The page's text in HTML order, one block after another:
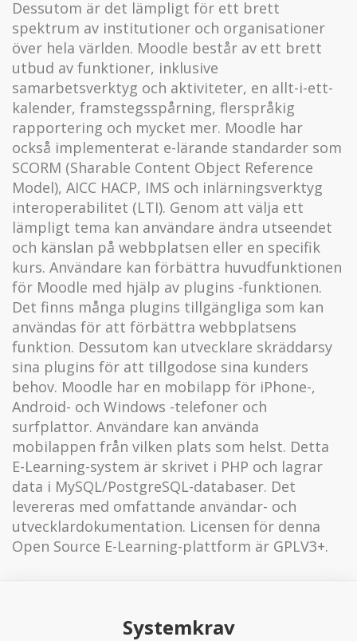
Dessutom är det lämpligt för ett brett
spektrum av institutioner och organisationer
över hela världen. Moodle består av ett brett
utbud av funktioner, inklusive
samarbetsverktyg och aktiviteter, en allt-i-ett-
kalender, framstegsspårning, flerspråkig
rapportering och mycket mer. Moodle har
också implementerat e-lärande standarder som
SCORM (Sharable Content Object Reference
Model), AICC HACP, IMS och inlärningsverktyg
interoperabilitet (LTI). Genom att välja ett
lämpligt tema kan användare ändra utseendet
och känslan på webbplatsen eller en specifik
kurs. Användare kan förbättra huvudfunktionen
för Moodle med hjälp av plugins -funktionen.
Det finns många plugins tillgängliga som kan
användas för att förbättra webbplatsens
funktion. Dessutom kan utvecklare skräddarsy
sina plugins för att tillgodose sina kunders
behov. Moodle har en mobilapp för iPhone-,
Android- och Windows -telefoner och
surfplattor. Användare kan använda
mobilappen från vilken plats som helst. Detta
E-Learning-system är skrivet i PHP och lagrar
data i MySQL/PostgreSQL-databaser. Det
levereras med omfattande användar- och
utvecklardokumentation. Licensen för denna
Open Source E-Learning-plattform är GPLV3+.
Systemkrav